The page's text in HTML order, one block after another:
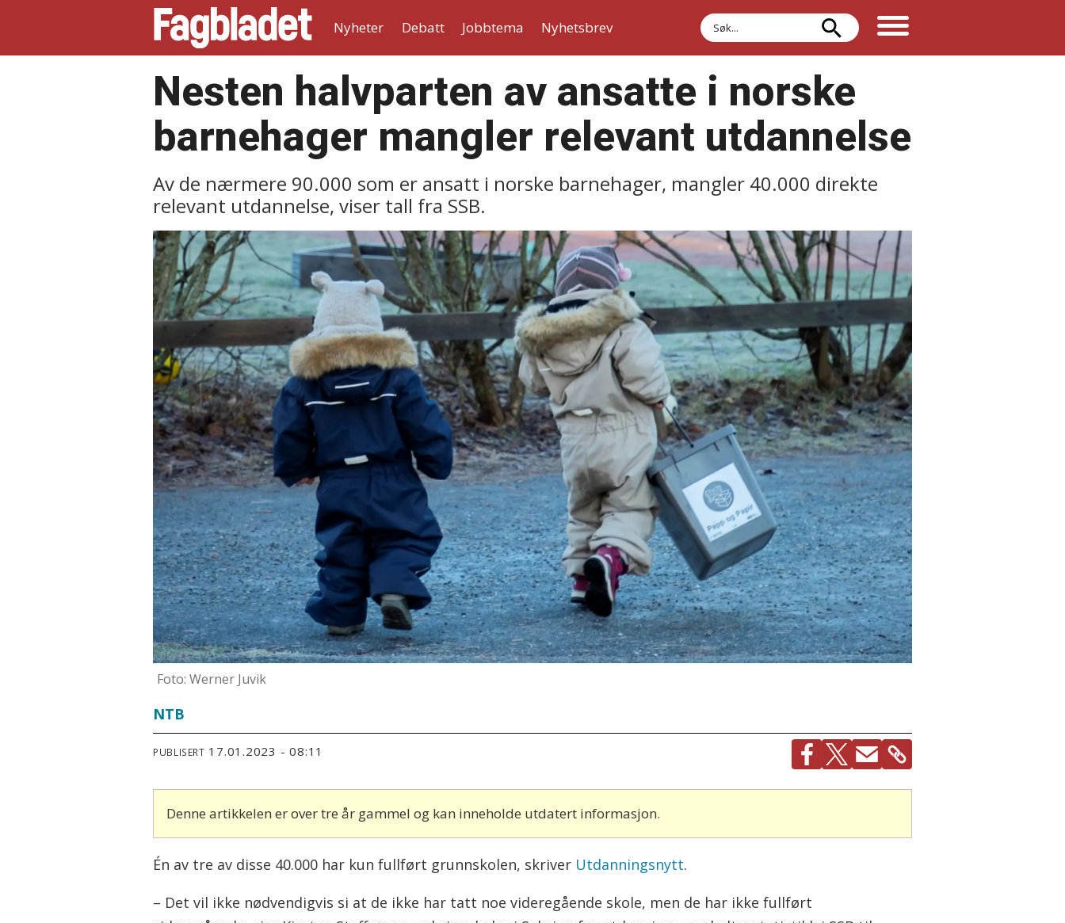
Nyheter Debatt Jobbtema Nyhetsbrev
Søk
Nesten halvparten av ansatte i norske
barnehager mangler relevant utdannelse
Av de nærmere 90.000 som er ansatt i norske barnehager, mangler 40.000 direkte
relevant utdannelse, viser tall fra SSB.
Foto: Werner Juvik
NTB
PUBLISERT 17.01.2023 - 08:11
Denne artikkelen er over tre år gammel og kan inneholde utdatert informasjon.
Én av tre av disse 40.000 har kun fullført grunnskolen, skriver Utdanningsnytt.
– Det vil ikke nødvendigvis si at de ikke har tatt noe videregående skole, men de har ikke fullført